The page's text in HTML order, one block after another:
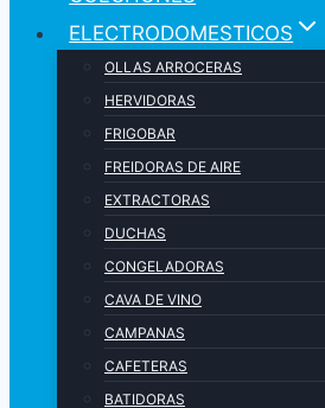
ELECTRODOMESTICOS
OLLAS ARROCERAS
HERVIDORAS
FRIGOBAR
FREIDORAS DE AIRE
EXTRACTORAS
DUCHAS
CONGELADORAS
CAVA DE VINO
CAMPANAS
CAFETERAS
BATIDORAS